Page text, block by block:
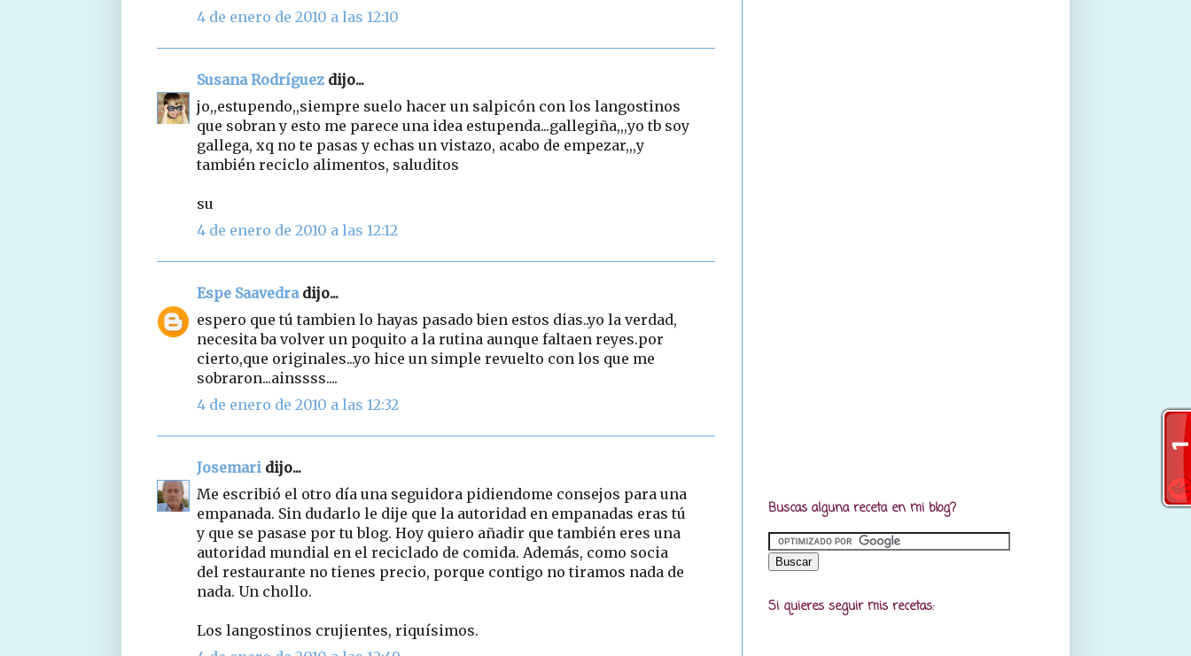
4 de enero de 2010 a las 12:10
Susana Rodríguez dijo...
jo,,estupendo,,siempre suelo hacer un salpicón con los langostinos
que sobran y esto me parece una idea estupenda...gallegiña,,,yo tb soy
gallega, xq no te pasas y echas un vistazo, acabo de empezar,,,y
también reciclo alimentos, saluditos
su
4 de enero de 2010 a las 12:12
Espe Saavedradijo...
espero que tú tambien lo hayas pasado bien estos dias..yo la verdad,
necesita ba volver un poquito a la rutina aunque faltaen reyes.por
cierto,que originales...yo hice un simple revuelto con los que me
sobraron...ainssss....
4 de enero de 2010 a las 12:32
Josemari dijo...
Me escribió el otro día una seguidora pidiendome consejos para una
empanada. Sin dudarlo le dije que la autoridad en empanadas eras tú
y que se pasase por tu blog. Hoy quiero añadir que también eres una
autoridad mundial en el reciclado de comida. Además, como socia
del restaurante no tienes precio, porque contigo no tiramos nada de
nada. Un chollo.
Los langostinos crujientes, riquísimos.
Buscas alguna receta en mi blog?
Si quieres seguir mis recetas: